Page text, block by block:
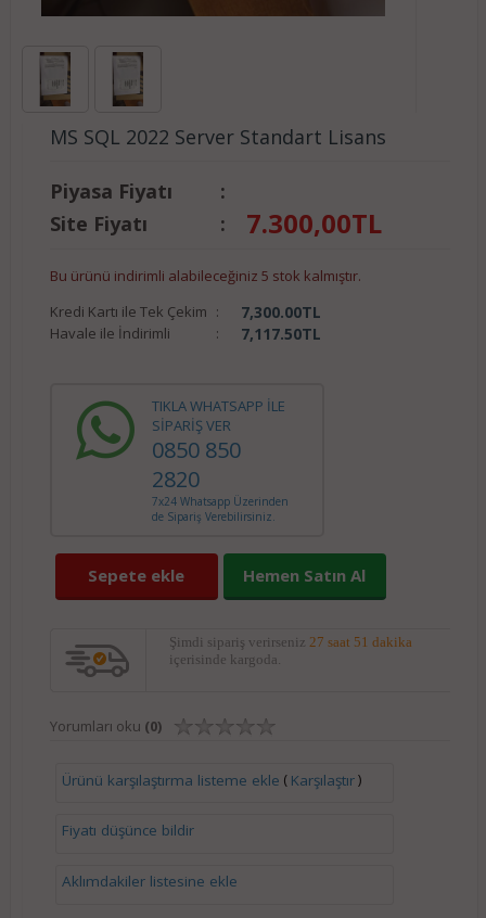
MS SQL 2022 Server Standart Lisans
Piyasa Fiyatı
:
Site Fiyatı
: 7.300,00TL
Bu ürünü indirimli alabileceğiniz 5 stok kalmıştır.
Kredi Kartı ile Tek Çekim : 7,300.00TL
Havale ile İndirimli : 7,117.50TL
TIKLA WHATSAPP İLE
SİPARİŞ VER
0850 850
2820
7x24 Whatsapp Üzerinden
de Sipariş Verebilirsiniz.
Sepete ekle Hemen Satın Al
Şimdi sipariş verirseniz 27 saat 51 dakika
içerisinde kargoda.
Yorumları oku (0)
Ürünü karşılaştırma listeme ekle ( Karşılaştır)
Fiyatı düşünce bildir
Aklımdakiler listesine ekle